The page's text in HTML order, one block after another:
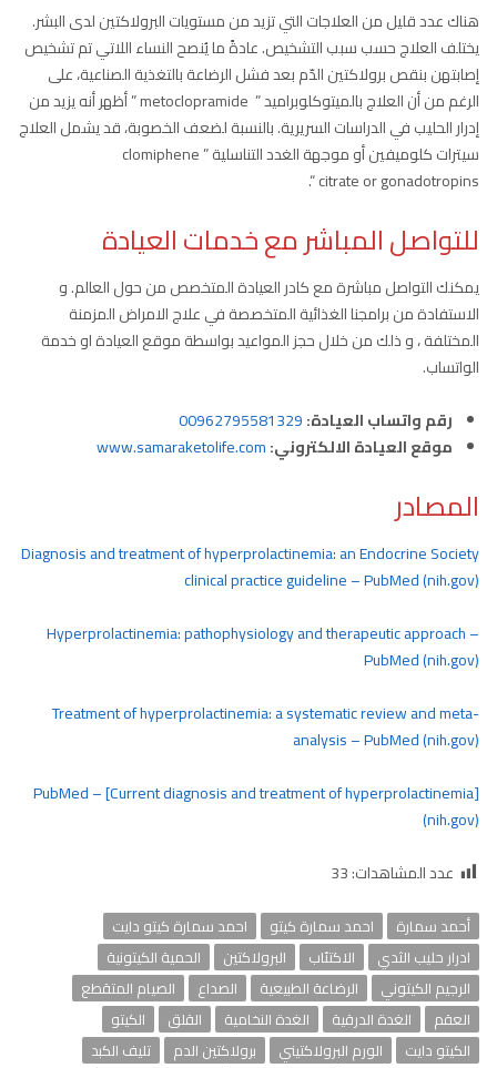
هناك عدد قليل من العلاجات التي تزيد من مستويات البرولاكتين لدى البشر.
يختلف العلاج حسب سبب التشخيص. عادةً ما يُنصح النساء اللاتي تم تشخيص
إصابتهن بنقص برولاكتين الدّم بعد فشل الرضاعة بالتغذية الصناعية، على
الرغم من أن العلاج بالميتوكلوبراميد ” metoclopramide ” أظهر أنه يزيد من
إدرار الحليب في الدراسات السريرية. بالنسبة لضعف الخصوبة، قد يشمل العلاج
سيترات كلوميفين أو موجهة الغدد التناسلية ” clomiphene
citrate or gonadotropins “.
للتواصل المباشر مع خدمات العيادة
يمكنك التواصل مباشرة مع كادر العيادة المتخصص من حول العالم. و
الاستفادة من برامجنا الغذائية المتخصصة في علاج الامراض المزمنة
المختلفة ، و ذلك من خلال حجز المواعيد بواسطة موقع العيادة او خدمة
الواتساب.
رقم واتساب العيادة:00962795581329
موقع العيادة الالكتروني:www.samaraketolife.com
المصادر
Diagnosis and treatment of hyperprolactinemia: an Endocrine Society
clinical practice guideline – PubMed (nih.gov)
Hyperprolactinemia: pathophysiology and therapeutic approach –
PubMed (nih.gov)
Treatment of hyperprolactinemia: a systematic review and meta-
analysis – PubMed (nih.gov)
[Current diagnosis and treatment of hyperprolactinemia] – PubMed
(nih.gov)
عدد المشاهدات:33
أحمد سمارة احمد سمارة كيتو
احمد سمارة كيتو دايت
ادرار حليب الثدي
الاكتئاب البرولاكتين
الحمية الكيتونية
الرجيم الكيتوني
الرضاعة الطبيعية الصداع
الصيام المتقطع
العقم
الغدة الدرقية الغدة النخامية القلق
الكيتو
الكيتو دايت
الورم البرولاكتيني برولاكتين الدم
تليف الكبد